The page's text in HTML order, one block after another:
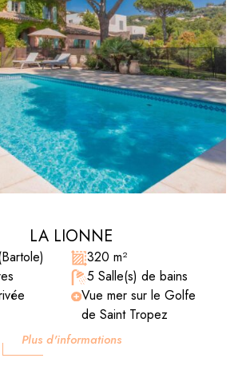
LA LIONNE
320 m²
5 Salle(s) de bains
Vue mer sur le Golfe
de Saint Tropez
Plus d'informations